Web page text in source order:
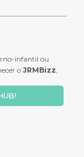
infantil ou
o JRMBizz